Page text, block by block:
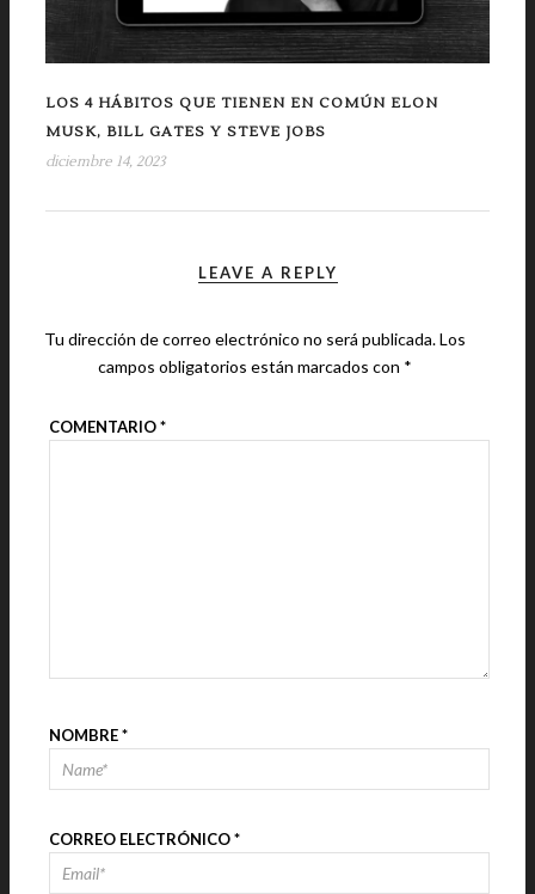
LOS 4 HÁBITOS QUE TIENEN EN COMÚN ELON
MUSK, BILL GATES Y STEVE JOBS
diciembre 14, 2023
LEAVE A REPLY
Tu dirección de correo electrónico no será publicada.Los
campos obligatorios están marcados con *
COMENTARIO*
NOMBRE*
CORREO ELECTRÓNICO*